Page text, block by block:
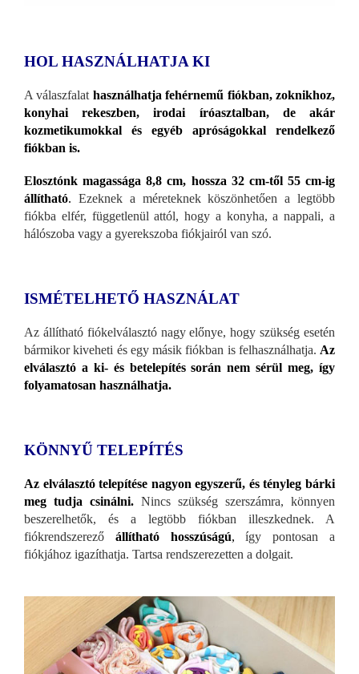
HOL HASZNÁLHATJA KI
A válaszfalat használhatja fehérnemű fiókban, zoknikhoz,
konyhai rekeszben, irodai íróasztalban, de akár
kozmetikumokkal és egyéb apróságokkal rendelkező
fiókban is.
Elosztónk magassága 8,8 cm, hossza 32 cm-től 55 cm-ig
állítható. Ezeknek a méreteknek köszönhetően a legtöbb
fiókba elfér, függetlenül attól, hogy a konyha, a nappali, a
hálószoba vagy a gyerekszoba fiókjairól van szó.
ISMÉTELHETŐ HASZNÁLAT
Az állítható fiókelválasztó nagy előnye, hogy szükség esetén
bármikor kiveheti és egy másik fiókban is felhasználhatja. Az
elválasztó a ki- és betelepítés során nem sérül meg, így
folyamatosan használhatja.
KÖNNYŰ TELEPÍTÉS
Az elválasztó telepítése nagyon egyszerű, és tényleg bárki
meg tudja csinálni. Nincs szükség szerszámra, könnyen
beszerelhetők, és a legtöbb fiókban illeszkednek. A
fiókrendszerező állítható hosszúságú, így pontosan a
fiókjához igazíthatja. Tartsa rendszerezetten a dolgait.